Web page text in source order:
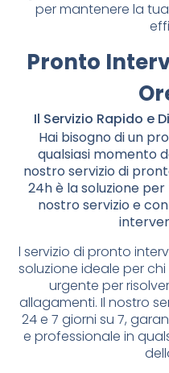
per mantenere la
Pronto
Il Servizio Rapido e
Hai bisogno di un
qualsiasi momento
nostro servizio di
24h è la soluzione
nostro servizio e
l servizio di pronto
soluzione ideale per
urgente per
allagamenti. Il nostro
24 e 7 giorni su 7,
e professionale in